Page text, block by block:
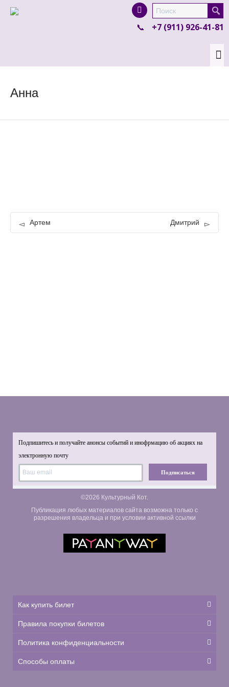
product in a size size .
colour items.
+7 (911) 926-41-81
Анна
Артем Дмитрий
Подпишитесь и получайте анонсы событий и инофрмацию об акциях на
электронную почту
Подписаться
©2026 Культурный Кот.
Публикация любых материалов сайта возможна только с
разрешения владельца и при условии активной ссылки
Как купить билет
Правила покупки билетов
Политика конфиденциальности
Способы оплаты